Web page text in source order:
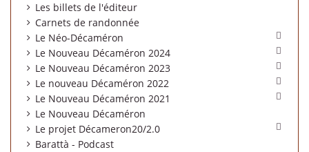
Les billets de l'éditeur
Carnets de randonnée
Le Néo-Décaméron

Le Nouveau Décaméron 2024 
Le Nouveau Décaméron 2023 
Le nouveau Décaméron 2022 
Le Nouveau Décaméron 2021 
Le Nouveau Décaméron
Le projet Décameron20/2.0

Barattà - Podcast